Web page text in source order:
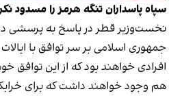
سپاه پاسداران تنگه هرمز را مسدود
نخست‌وزیر قطر در پاسخ به پرسشی
جمهوری اسلامی بر سر توافق با
افرادی خواهند بود که از این توافق
هم وجود خواهند داشت که برای